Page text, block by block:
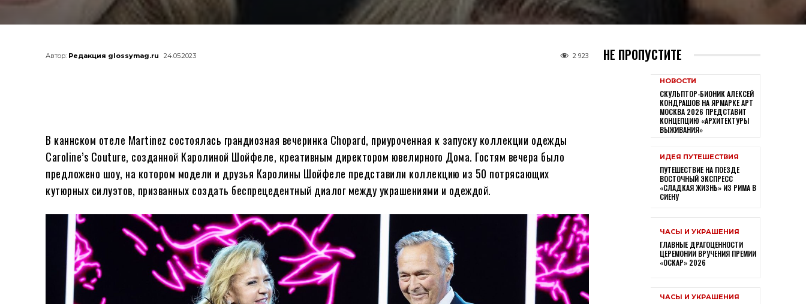
Автор: Редакция glossymag.ru 24.05.2023 2 923
В каннском отеле Martinez состоялась грандиозная вечеринка Chopard, приуроченная к запуску коллекции одежды
Caroline’s Couture, созданной Каролиной Шойфеле, креативным директором ювелирного Дома. Гостям вечера было
предложено шоу, на котором модели и друзья Каролины Шойфеле представили коллекцию из 50 потрясающих
кутюрных силуэтов, призванных создать беспрецедентный диалог между украшениями и одеждой.
НЕ ПРОПУСТИТЕ
НОВОСТИ
СКУЛЬПТОР-БИОНИК АЛЕКСЕЙ
КОНДРАШОВ НА ЯРМАРКЕ АРТ
МОСКВА 2026 ПРЕДСТАВИТ
КОНЦЕПЦИЮ «АРХИТЕКТУРЫ
ВЫЖИВАНИЯ»
ИДЕЯ ПУТЕШЕСТВИЯ
ПУТЕШЕСТВИЕ НА ПОЕЗДЕ
ВОСТОЧНЫЙ ЭКСПРЕСС
«СЛАДКАЯ ЖИЗНЬ» ИЗ РИМА В
СИЕНУ
ЧАСЫ И УКРАШЕНИЯ
ГЛАВНЫЕ ДРАГОЦЕННОСТИ
ЦЕРЕМОНИИ ВРУЧЕНИЯ ПРЕМИИ
«ОСКАР» 2026
ЧАСЫ И УКРАШЕНИЯ